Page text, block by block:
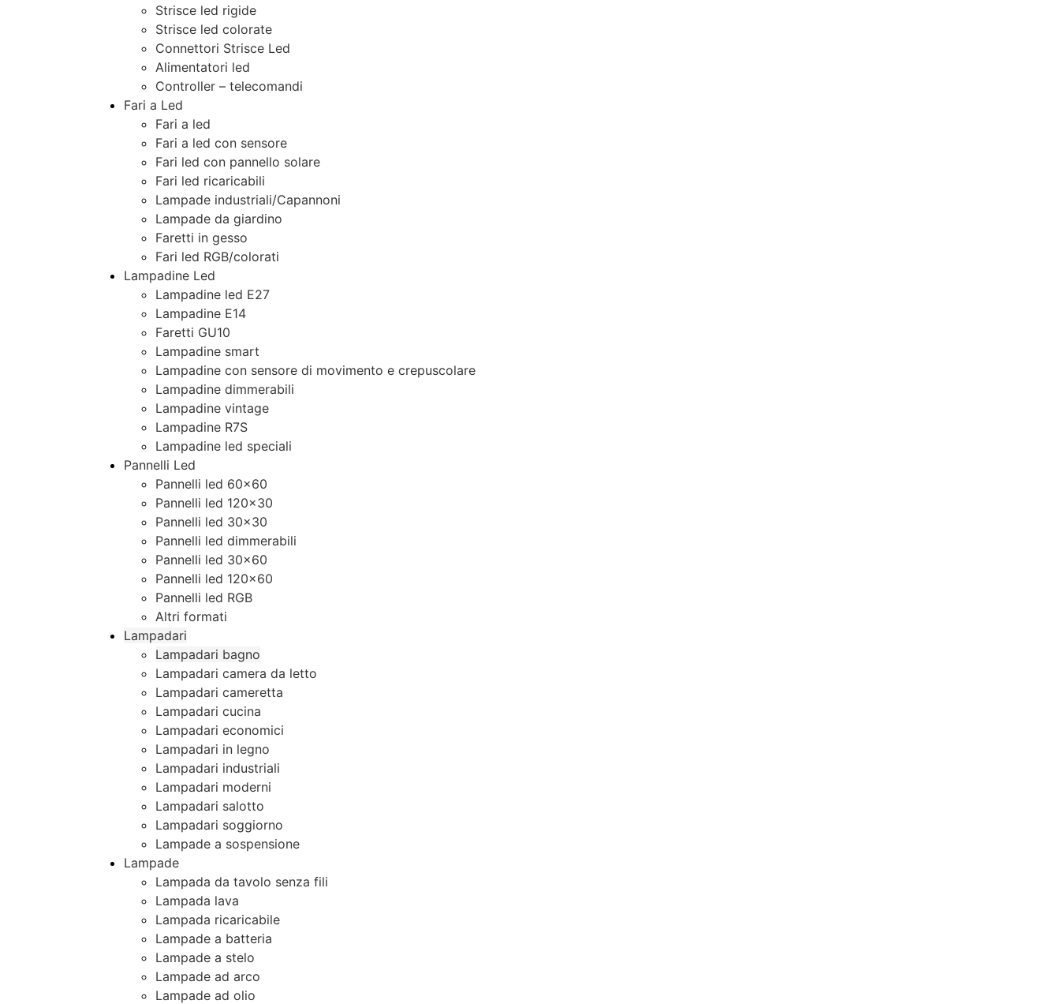
Strisce led rigide
Strisce led colorate
Connettori Strisce Led
Alimentatori led
Controller – telecomandi
Fari a Led
Fari a led
Fari a led con sensore
Fari led con pannello solare
Fari led ricaricabili
Lampade industriali/Capannoni
Lampade da giardino
Faretti in gesso
Fari led RGB/colorati
Lampadine Led
Lampadine led E27
Lampadine E14
Faretti GU10
Lampadine smart
Lampadine con sensore di movimento e crepuscolare
Lampadine dimmerabili
Lampadine vintage
Lampadine R7S
Lampadine led speciali
Pannelli Led
Pannelli led 60×60
Pannelli led 120×30
Pannelli led 30×30
Pannelli led dimmerabili
Pannelli led 30×60
Pannelli led 120×60
Pannelli led RGB
Altri formati
Lampadari
Lampadari bagno
Lampadari camera da letto
Lampadari cameretta
Lampadari cucina
Lampadari economici
Lampadari in legno
Lampadari industriali
Lampadari moderni
Lampadari salotto
Lampadari soggiorno
Lampade a sospensione
Lampade
Lampada da tavolo senza fili
Lampada lava
Lampada ricaricabile
Lampade a batteria
Lampade a stelo
Lampade ad arco
Lampade ad olio